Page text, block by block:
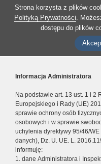
Strona korzysta z plików
Polityką Prywatności.
dostępu do plików
Informacja Administratora
Na podstawie art. 13 ust. 1 i 2
Europejskiego i Rady (UE)
sprawie ochrony osób
osobowych i w sprawie
uchylenia dyrektywy 95/46/
danych), Dz. U. UE. L.
informuję:
1. dane Administratora i